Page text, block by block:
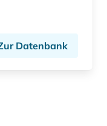
Datenbank